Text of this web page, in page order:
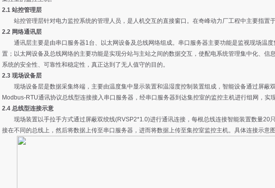
2.1 站控管理层
站控管理层针对电力监控系统的管理人员，是人机交互的直接窗口。在奇峰动力厂工程中主要指置
2.2 网络通讯层
通讯层主要是由串口服务器1台、以太网设备及总线网络组成。串口服务器主要功能是监视现场温
置；以太网设备及总线网络的主要功能是实现分站与主站之间的数据交互，使配电系统管理集中化、信
系统的安全性、可靠性和稳定性，真正达到了无人值守的目的。
2.3 现场设备层
现场设备层是数据采集终端，主要由温度集中显示装置和温湿度控制装置组成，智能设备通过屏蔽
Modbus-RTU通讯协议总线型连接接入串口服务器，经串口服务器到达集控室的监控主机进行组网，实现
2.4 总线型连接示意
现场装置以手拉手方式通过屏蔽双绞线(RVSP2*1.0)进行通讯连接，每根总线连接智能装置数量20
接在不同的总线上，然后将数据上传至串口服务器，进而将数据上传至集控室监控主机。具体连接示意